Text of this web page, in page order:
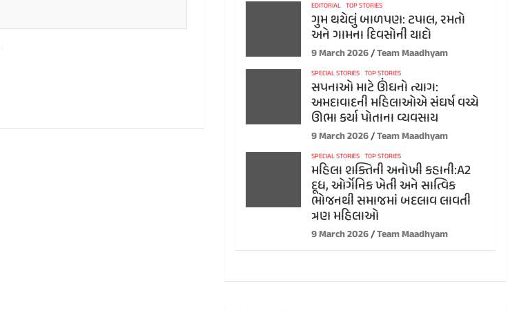
EDITORIAL TOP STORIES
ગુમ થયેલું બાળપણ: ટપાલ, રમતો
અને ગામના દિવસોની યાદો
9 March 2026 Team Maadhyam
SPECIAL STORIES TOP STORIES
સપનાઓ માટે ઊંઘનો ત્યાગ:
અમદાવાદની મહિલાઓએ સંઘર્ષ વચ્ચે
ઊભા કર્યા પોતાના વ્યવસાય
9 March 2026 Team Maadhyam
SPECIAL STORIES TOP STORIES
મહિલા શક્તિની અનોખી કહાની:A2
દૂધ, ઓર્ગેનિક ખેતી અને સાત્વિક
ભોજનથી સમાજમાં બદલાવ લાવતી
ત્રણ મહિલાઓ
9 March 2026 Team Maadhyam